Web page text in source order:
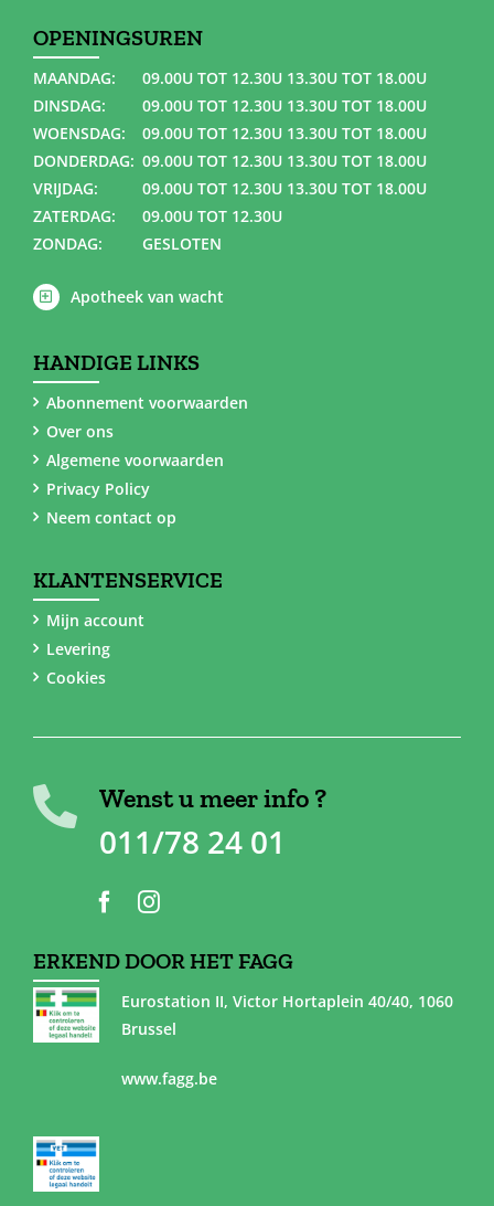
OPENINGSUREN
MAANDAG:
09.00U TOT 12.30U 13.30U TOT 18.00U
DINSDAG:
09.00U TOT 12.30U 13.30U TOT 18.00U
WOENSDAG:
09.00U TOT 12.30U 13.30U TOT 18.00U
DONDERDAG: 09.00U TOT 12.30U 13.30U TOT 18.00U
VRIJDAG:
09.00U TOT 12.30U 13.30U TOT 18.00U
ZATERDAG:
09.00U TOT 12.30U
ZONDAG:
GESLOTEN
Apotheek van wacht
HANDIGE LINKS
Abonnement voorwaarden
Over ons
Algemene voorwaarden
Privacy Policy
Neem contact op
KLANTENSERVICE
Mijn account
Levering
Cookies
Wenst u meer info ?
011/78 24 01
ERKEND DOOR HET FAGG
Eurostation II, Victor Hortaplein 40/40, 1060
Brussel
www.fagg.be